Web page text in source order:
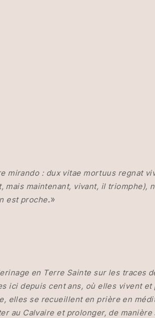
mirando : dux vitae mortuus regnat
maintenant, vivant, il triomphe),
est proche.»
en Terre Sainte sur les traces
ici depuis cent ans, où elles vivent et
elles se recueillent en prière en
au Calvaire et prolonger, de manière